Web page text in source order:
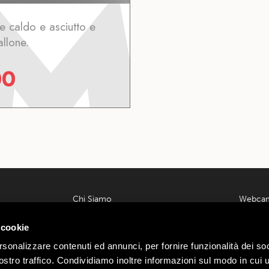
contenuti ed annunci, per fornire funzionalità dei
traffico. Condividiamo inoltre informazioni sul modo in cui
caldo e asciutto e
n.
Webtek
Chi Siamo
Privacy e Cookie Policy
Termini e Condizioni
Offerte
Area